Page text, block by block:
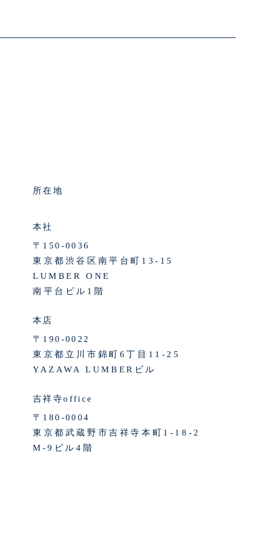
所在地
本社
〒150-0036
東京都渋谷区南平台町13-15
LUMBER ONE
南平台ビル1階
本店
〒190-0022
東京都立川市錦町6丁目11-25
YAZAWA LUMBERビル
吉祥寺office
〒180-0004
東京都武蔵野市吉祥寺本町1-18-2
M-9ビル4階